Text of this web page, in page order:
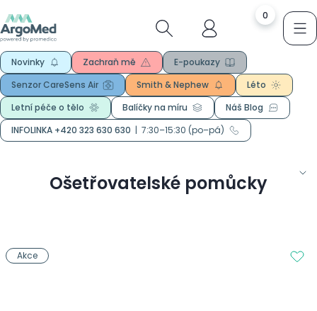
0
Novinky Zachraň mě
E-poukazy
Senzor CareSens Air
Smith & Nephew
Léto
Letní péče o tělo
Balíčky na míru
Náš Blog
INFOLINKA +420 323 630 630 | 7:30–15:30 (po–pá)
Ošetřovatelské pomůcky
Akce